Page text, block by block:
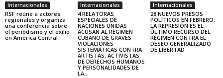
Internacionales
RSF reúne a actores
regionales y organiza
una conferencia sobre
el periodismo y el exilio
en América Central
Internacionales
4 RELATORAS
ESPECIALES DE
NACIONES UNIDAS
ACUSAN AL RÉGIMEN
CUBANO DE GRAVES
VIOLACIONES
SISTEMÁTICAS CONTRA
ARTISTAS, ACTIVISTAS
DE DERECHOS HUMANOS
Y PERSONALIDADES DE
LA...
Internacionales
28 NUEVOS PRESOS
POLÍTICOS EN FEBRERO:
LA REPRESIÓN ES EL
ÚLTIMO RECURSO DEL
RÉGIMEN CONTRA EL
DESEO GENERALIZADO
DE LIBERTAD